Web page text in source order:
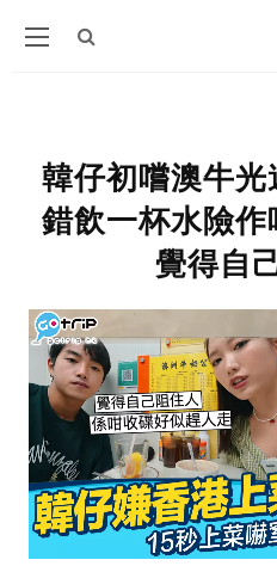
韓仔初嚐澳牛
錯飲一杯水險作
覺得自